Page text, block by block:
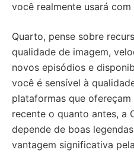
você realmente usará com
Quarto, pense sobre
qualidade de imagem,
novos episódios e
você é sensível à
plataformas que
recente o quanto antes, a
depende de boas
vantagem significativa